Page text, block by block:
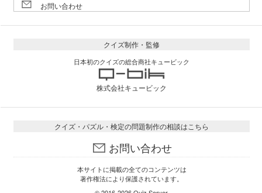
お問い合わせ
クイズ制作・監修
日本初のクイズの総合商社キュービック
株式会社キュービック
クイズ・パズル・検定の問題制作の相談はこちら
お問い合わせ
本サイトに掲載の全てのコンテンツは
著作権法により保護されています。